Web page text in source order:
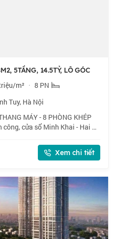
5TẦNG, 14.5TỶ, LÔ GÓC
m² · 8 PN
Tuy, Hà Nội
MÁY - 8 PHÒNG KHÉP
cửa sổ Minh Khai - Hai Bà
Xem chi tiết